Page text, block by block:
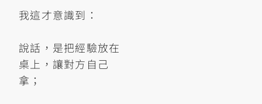
我這才意識到：
說話，是把經驗放在
桌上，讓對方自己
拿；